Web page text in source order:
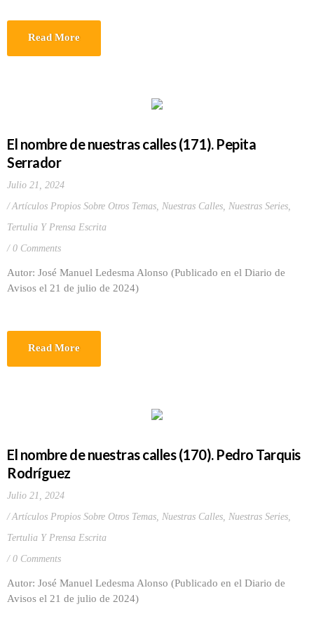
Read More
El nombre de nuestras calles (171). Pepita
Serrador
Julio 21, 2024
Artículos Propios Sobre Otros Temas, Nuestras Calles, Nuestras Series,
Tertulia Y Prensa Escrita
0 Comments
Autor: José Manuel Ledesma Alonso (Publicado en el Diario de
Avisos el 21 de julio de 2024)
Read More
El nombre de nuestras calles (170). Pedro Tarquis
Rodríguez
Julio 21, 2024
Artículos Propios Sobre Otros Temas, Nuestras Calles, Nuestras Series,
Tertulia Y Prensa Escrita
0 Comments
Autor: José Manuel Ledesma Alonso (Publicado en el Diario de
Avisos el 21 de julio de 2024)